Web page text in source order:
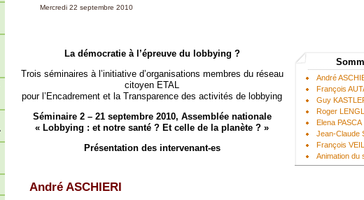
Mercredi 22 septembre 2010
André
François
Guy
Roger
Elena PASCA
Jean-Claude
François
Animation du
La démocratie à l’épreuve du lobbying ?
Trois séminaires à l’initiative d’organisations membres du réseau
citoyen ETAL
pour l’Encadrement et la Transparence des activités de lobbying
Séminaire 2 – 21 septembre 2010, Assemblée nationale
« Lobbying : et notre santé ? Et celle de la planète ? »
Présentation des intervenant-es
André ASCHIERI